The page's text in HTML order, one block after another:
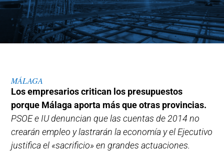
MÁLAGA
Los empresarios critican los presupuestos
porque Málaga aporta más que otras provincias.
PSOE e IU denuncian que las cuentas de 2014 no
crearán empleo y lastrarán la economía y el Ejecutivo
justifica el «sacrificio» en grandes actuaciones.